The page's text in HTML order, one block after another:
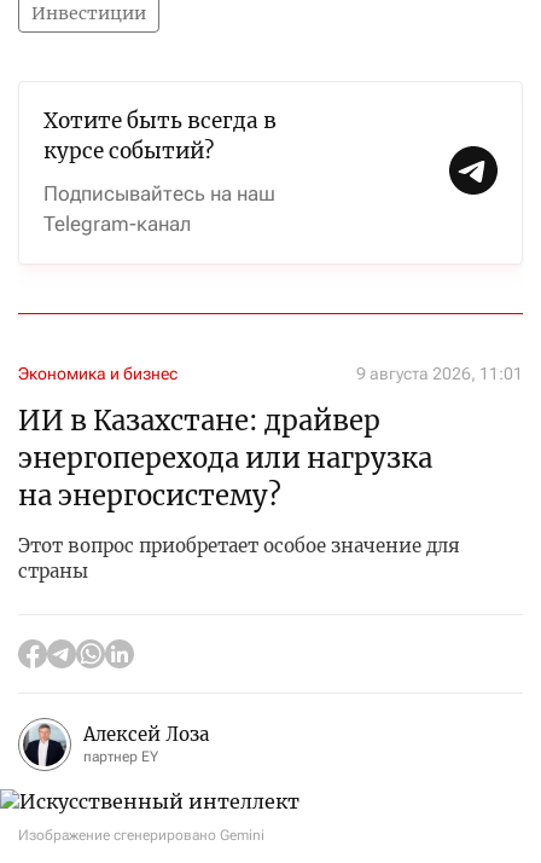
Инвестиции
Хотите быть всегда в
курсе событий?
Подписывайтесь на наш
Telegram-канал
Экономика и бизнес 9 августа 2026, 11:01
ИИ в Казахстане: драйвер
энергоперехода или нагрузка
на энергосистему?
Этот вопрос приобретает особое значение для
страны
Алексей Лоза
партнер EY
Изображение сгенерировано Gemini